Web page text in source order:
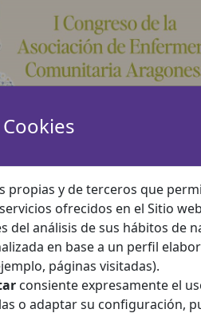
propias y de terceros que
ofrecidos en el Sitio
del análisis de sus hábitos de
en base a un perfil
páginas visitadas).
consiente expresamente el
o adaptar su configuración,